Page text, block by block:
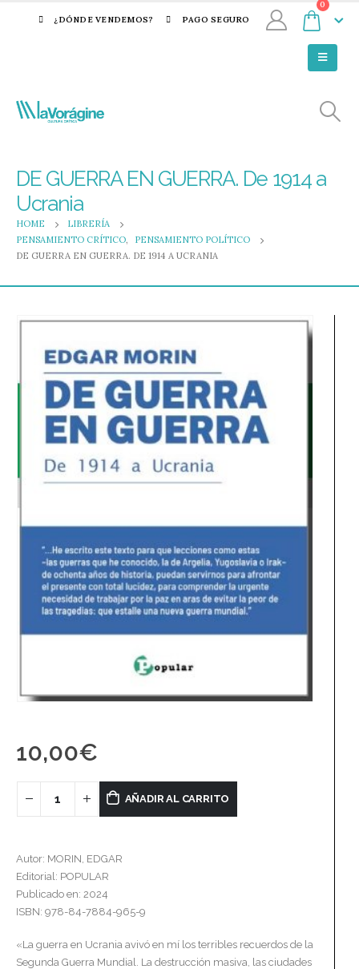
¿DÓNDE VENDEMOS? PAGO SEGURO
0
DE GUERRA EN GUERRA. De 1914 a
Ucrania
HOME
LIBRERÍA
PENSAMIENTO CRÍTICO,
PENSAMIENTO POLÍTICO
DE GUERRA EN GUERRA. DE 1914 A UCRANIA
10,00€
AÑADIR AL CARRITO
Autor: MORIN, EDGAR
Editorial: POPULAR
Publicado en: 2024
ISBN: 978-84-7884-965-9
«La guerra en Ucrania avivó en mí los terribles recuerdos de la
Segunda Guerra Mundial. La destrucción masiva, las ciudades